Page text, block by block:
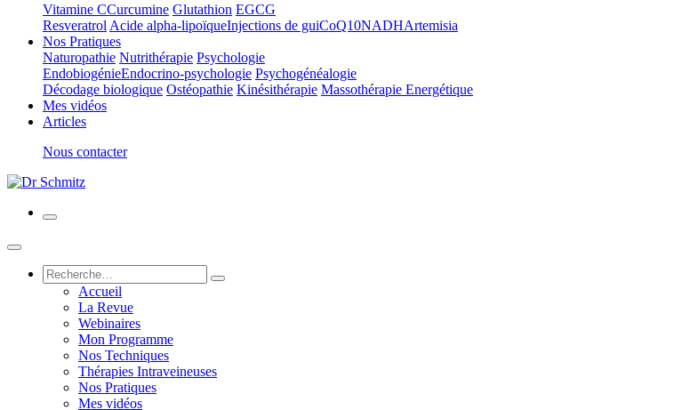
Vitamine CCurcumine Glutathion EGCG
Resveratrol Acide alpha-lipoïqueInjections de guiCoQ10NADHArtemisia
Nos Pratiques
Naturopathie Nutrithérapie Psychologie
EndobiogénieEndocrino-psychologie Psychogénéalogie
Décodage biologique Ostéopathie Kinésithérapie Massothérapie Energétique
Mes vidéos
Articles
Nous contacter
Accueil
La Revue
Webinaires
Mon Programme
Nos Techniques
Thérapies Intraveineuses
Nos Pratiques
Mes vidéos